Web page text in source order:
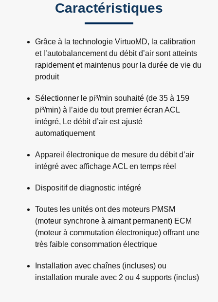
Caractéristiques
Grâce à la technologie VirtuoMD, la calibration
et l’autobalancement du débit d’air sont atteints
rapidement et maintenus pour la durée de vie du
produit
Sélectionner le pi³/min souhaité (de 35 à 159
pi³/min) à l’aide du tout premier écran ACL
intégré, Le débit d’air est ajusté
automatiquement
Appareil électronique de mesure du débit d’air
intégré avec affichage ACL en temps réel
Dispositif de diagnostic intégré
Toutes les unités ont des moteurs PMSM
(moteur synchrone à aimant permanent) ECM
(moteur à commutation électronique) offrant une
très faible consommation électrique
Installation avec chaînes (incluses) ou
installation murale avec 2 ou 4 supports (inclus)